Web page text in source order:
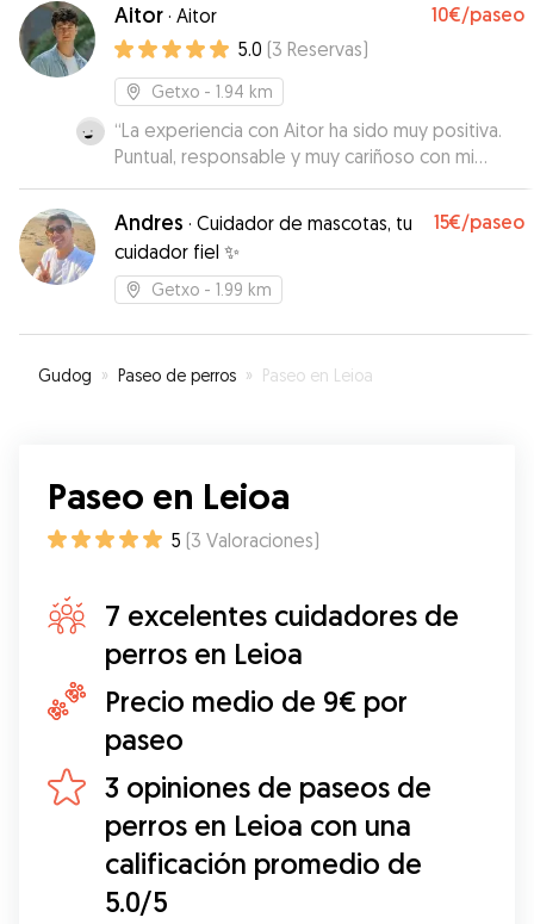
Aitor · Aitor 10€/paseo
5.0 (3 Reservas)
Getxo - 1.94 km
“La experiencia con Aitor ha sido muy positiva.
Puntual, responsable y muy cariñoso con mi
perro. Se nota que le encantan los animales y
que tiene experiencia.
Andres · Cuidador de mascotas, tu
cuidador fiel ✨
15€/paseo
Getxo - 1.99 km
Gudog » Paseo de perros » Paseo en Leioa
Paseo en Leioa
5 (3 Valoraciones)
7 excelentes cuidadores de
perros en Leioa
Precio medio de 9€ por
paseo
3 opiniones de paseos de
perros en Leioa con una
calificación promedio de
5.0/5